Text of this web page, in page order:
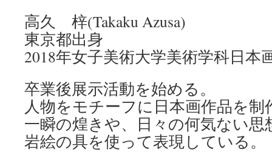
高久 梓(Takaku Azusa)
東京都出身
2018年女子美術大学美術学科日本
卒業後展示活動を始める。
人物をモチーフに日本画作品を制
一瞬の煌きや、日々の何気ない
岩絵の具を使って表現している。